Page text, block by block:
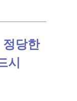
정당한
시